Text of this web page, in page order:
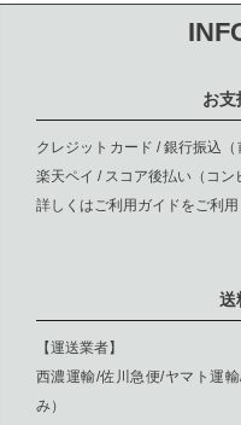
お支
クレジットカード / 銀行振込
楽天ペイ / スコア後払い（コン
詳しくはご利用ガイドをご利用
送
【運送業者】
西濃運輸/佐川急便/ヤマト運
み）